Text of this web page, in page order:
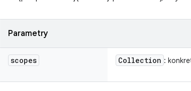
Parametry
scopes Collection :